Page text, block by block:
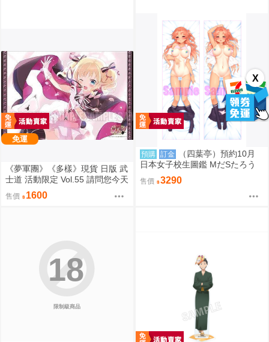
X
免運
《夢軍團》《多樣》現貨 日版 武
士道 活動限定 Vol.55 請問您今天
要來點兔子嗎？ 動漫桌墊 卡墊
桐間紗路
售價 1600
預購 訂金
（四葉亭）預約10月
日本女子校生圖鑑 MだSたろう
原畫 江波リカ 抱枕套 0826
售價 3290
限制級商品
18